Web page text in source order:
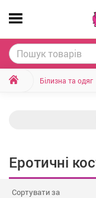
Білизна та одяг
Еротичні
Сортувати за